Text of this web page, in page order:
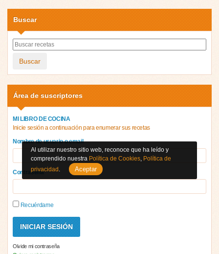
Buscar
Buscar
Área de suscriptores
MI LIBRO DE COCINA
Inicie sesión a continuación para enumerar sus recetas
Nombre de usuario o email
Contraseña
Recuérdame
Olvide mi contraseña
Al utilizar nuestro sitio web, reconoce que ha leído y
comprendido nuestra Política de Cookies Política de
privacidad
Aceptar